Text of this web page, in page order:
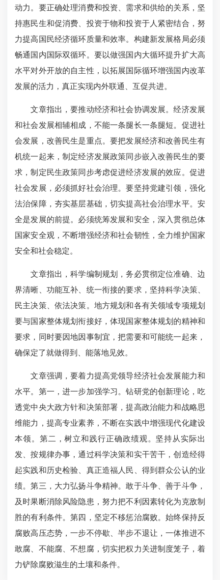
动力 。要正确处理消费和投资、需求和供给的关系，坚
持惠民生和促消费、投资于物和投资于人紧密结合，努
力提高国民经济循环质量和效率。构建新发展格局必须
畅通国内国际双循环。要以做强国内大循环提升扩大高
水平对外开放的自主性，以拓展国际循环增强国内改革
发展的活力，真正实现内外联通、互促共进。
文章指出，要推动经济和社会协调发展。经济发展
和社会发展相辅相成，不能一条腿长一条腿短。促进社
会发展，改善民生是重点。要把发展经济和改善民生有
机统一起来，制定经济发展政策同步嵌入改善民生的要
求，制定民生政策同步考虑促进经济发展的效应。促进
社会发展，必须抓好社会治理。要坚持党建引领，强化
法治保障，夯实基层基础，切实提高社会治理水平。安
全是发展的前提。必须统筹发展和安全，深入贯彻总体
国家安全观，不断增强经济和社会韧性，全力维护国家
安全和社会稳定。
文章指出，科学编制规划，务必贯彻定位准确、边
界清晰、功能互补、统一衔接的要求，坚持科学决策、
民主决策、依法决策。地方规划和各有关领域专项规划
要与国家整体规划衔接好，体现国家整体规划的精神和
要求，同时要因地因事制宜，把需要和可能统一起来，
确保定了就做得到、能落地见效。
文章强调，要着力提高党领导经济社会发展能力和
水平。第一，进一步加强学习。钻研党的创新理论，吃
透党中央大政方针和决策部署，提高政治能力和战略思
维能力，提高专业素养，不断在实践中增强现代化建设
本领。第二，树立和践行正确政绩观。坚持从实际出
发、按规律办事，通过科学决策和实干苦干，创造经得
起实践和历史检验、真正造福人民、得到群众公认的业
绩。第三，大力弘扬斗争精神。敢于斗争、善于斗争，
及时果断消除风险隐患，努力把不利因素转化为克敌制
胜的有利条件。第四，坚定不移惩治腐败。始终保持反
腐败高压态势，一步不停歇、半步不退让，一体推进不
敢腐、不能腐、不想腐，切实把权力关进制度笼子，着
力铲除腐败滋生的土壤和条件。